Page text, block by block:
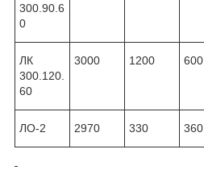
300.90.6
0
ЛК
300.120.
60
3000 1200 600
ЛО-2 2970 330 360